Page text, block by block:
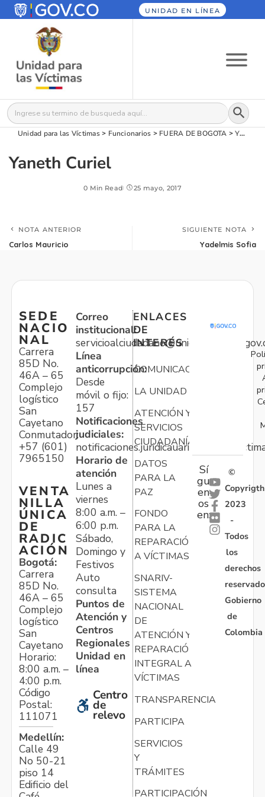
UNIDAD EN LÍNEA
Buscar: Botón
Unidad para las Víctimas> Funcionarios > FUERA DE BOGOTA >Yaneth Curiel
Yaneth Curiel
0 Min Read 25 mayo, 2017
NOTA ANTERIOR
Carlos Mauricio
SIGUIENTE NOTA
Yadelmis Sofia
SEDE
NACIO
NAL
Carrera
85D No.
46A – 65
Complejo
logístico
San
Cayetano
Conmutador:
+57 (601)
7965150
VENTA
NILLA
ÚNICA
DE
RADIC
ACIÓN
Bogotá:
Carrera
85D No.
46A – 65
Complejo
logístico
San
Cayetano
Horario:
8:00 a.m. –
4:00 p.m.
Código
Postal:
111071
Medellín:
Calle 49
No 50-21
piso 14
Edificio del
Correo
institucional:
Línea
anticorrupción:
Desde
móvil o fijo:
157
Notificaciones
judiciales:
Horario de
atención
Lunes a
viernes
8:00 a.m. –
6:00 p.m.
Sábado,
Domingo y
Festivos
Auto
consulta
Puntos de
Atención y
Centros
Regionales
Unidad en
línea
Centro
de
relevo
ENLACES
DE
INTERÉS
COMUNICACIONES
LA UNIDAD
ATENCIÓN Y
SERVICIOS
CIUDADANÍA
DATOS
PARA LA
PAZ
FONDO
PARA LA
REPARACIÓN
A VÍCTIMAS
SNARIV-
SISTEMA
NACIONAL
DE
ATENCIÓN Y
REPARACIÓN
INTEGRAL A
VÍCTIMAS
TRANSPARENCIA
PARTICIPA
SERVICIOS
Y
TRÁMITES
PARTICIPACIÓN
Sí
gu
en
os
en:
©
Copyrigth
2023
-
Todos
los
derechos
Gobierno
de
Colombia